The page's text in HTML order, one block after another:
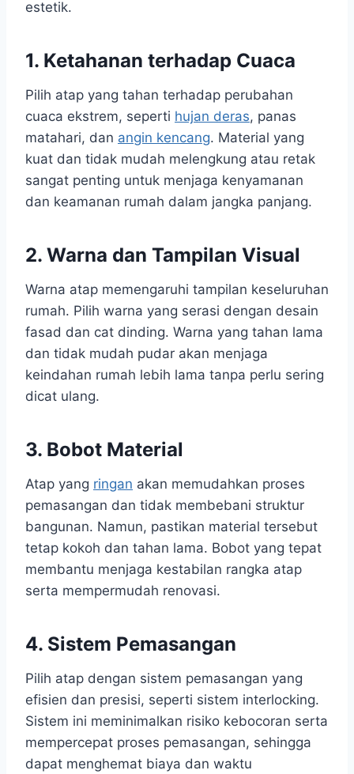
estetik.
1. Ketahanan terhadap Cuaca
Pilih atap yang tahan terhadap perubahan
cuaca ekstrem, seperti hujan deras, panas
matahari, dan angin kencang. Material yang
kuat dan tidak mudah melengkung atau retak
sangat penting untuk menjaga kenyamanan
dan keamanan rumah dalam jangka panjang.
2. Warna dan Tampilan Visual
Warna atap memengaruhi tampilan keseluruhan
rumah. Pilih warna yang serasi dengan desain
fasad dan cat dinding. Warna yang tahan lama
dan tidak mudah pudar akan menjaga
keindahan rumah lebih lama tanpa perlu sering
dicat ulang.
3. Bobot Material
Atap yang ringan akan memudahkan proses
pemasangan dan tidak membebani struktur
bangunan. Namun, pastikan material tersebut
tetap kokoh dan tahan lama. Bobot yang tepat
membantu menjaga kestabilan rangka atap
serta mempermudah renovasi.
4. Sistem Pemasangan
Pilih atap dengan sistem pemasangan yang
efisien dan presisi, seperti sistem interlocking.
Sistem ini meminimalkan risiko kebocoran serta
mempercepat proses pemasangan, sehingga
dapat menghemat biaya dan waktu